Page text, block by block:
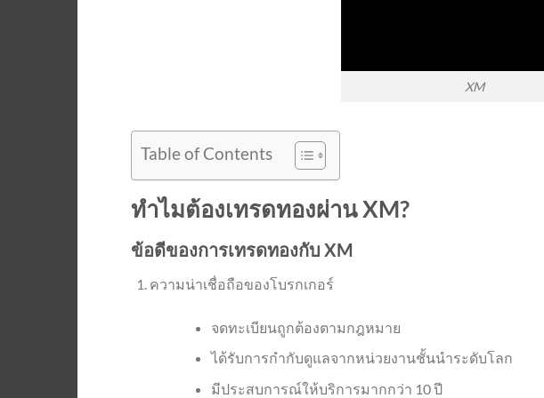
XM
Table of Contents
ทำไมต้องเทรดทองผ่าน XM?
ข้อดีของการเทรดทองกับ XM
ความน่าเชื่อถือของโบรกเกอร์
จดทะเบียนถูกต้องตามกฎหมาย
ได้รับการกำกับดูแลจากหน่วยงานชั้นนำระดับโลก
มีประสบการณ์ให้บริการมากกว่า 10 ปี